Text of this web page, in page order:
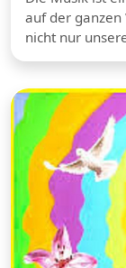
auf der
nicht nur